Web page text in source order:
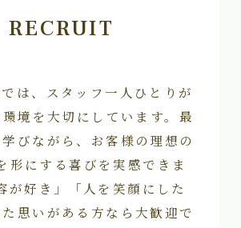
RECRUIT
は、スタッフ一人ひとりが
境を大切にしています。最
びながら、お客様の理想の
形にする喜びを実感できま
が好き」「人を笑顔にした
思いがある方なら大歓迎で